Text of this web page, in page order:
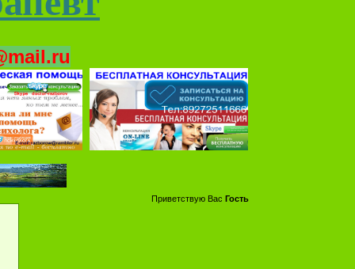
Приветствую Вас Гость